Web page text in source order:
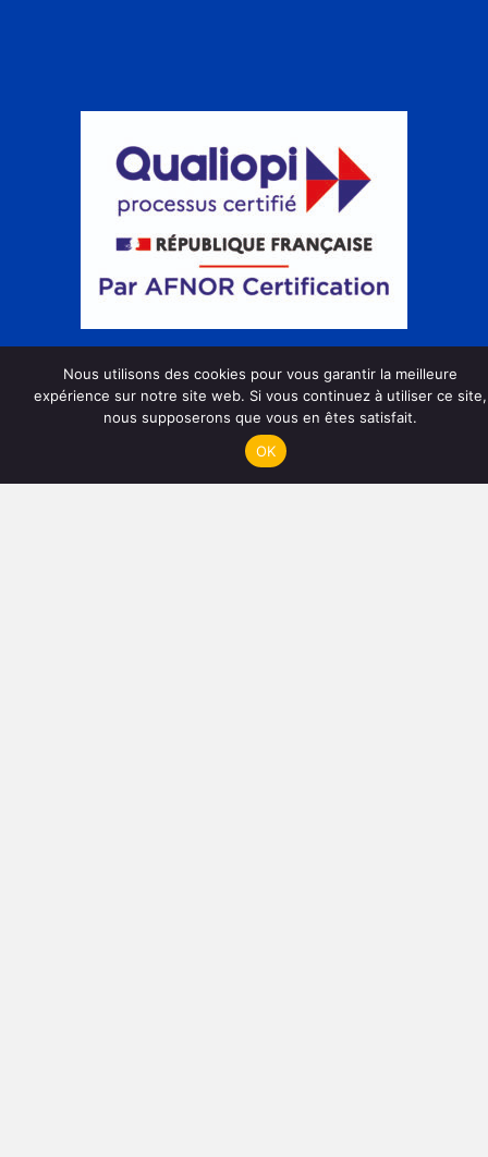
Nous utilisons des cookies pour vous garantir la meilleure
expérience sur notre site web. Si vous continuez à utiliser ce site,
nous supposerons que vous en êtes satisfait.
OK